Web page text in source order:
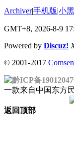
Archiver|手机版|小
GMT+8, 2026-8-9
Powered by Discuz!
© 2001-2017
黔ICP备
一款来自中国东方
返回顶部